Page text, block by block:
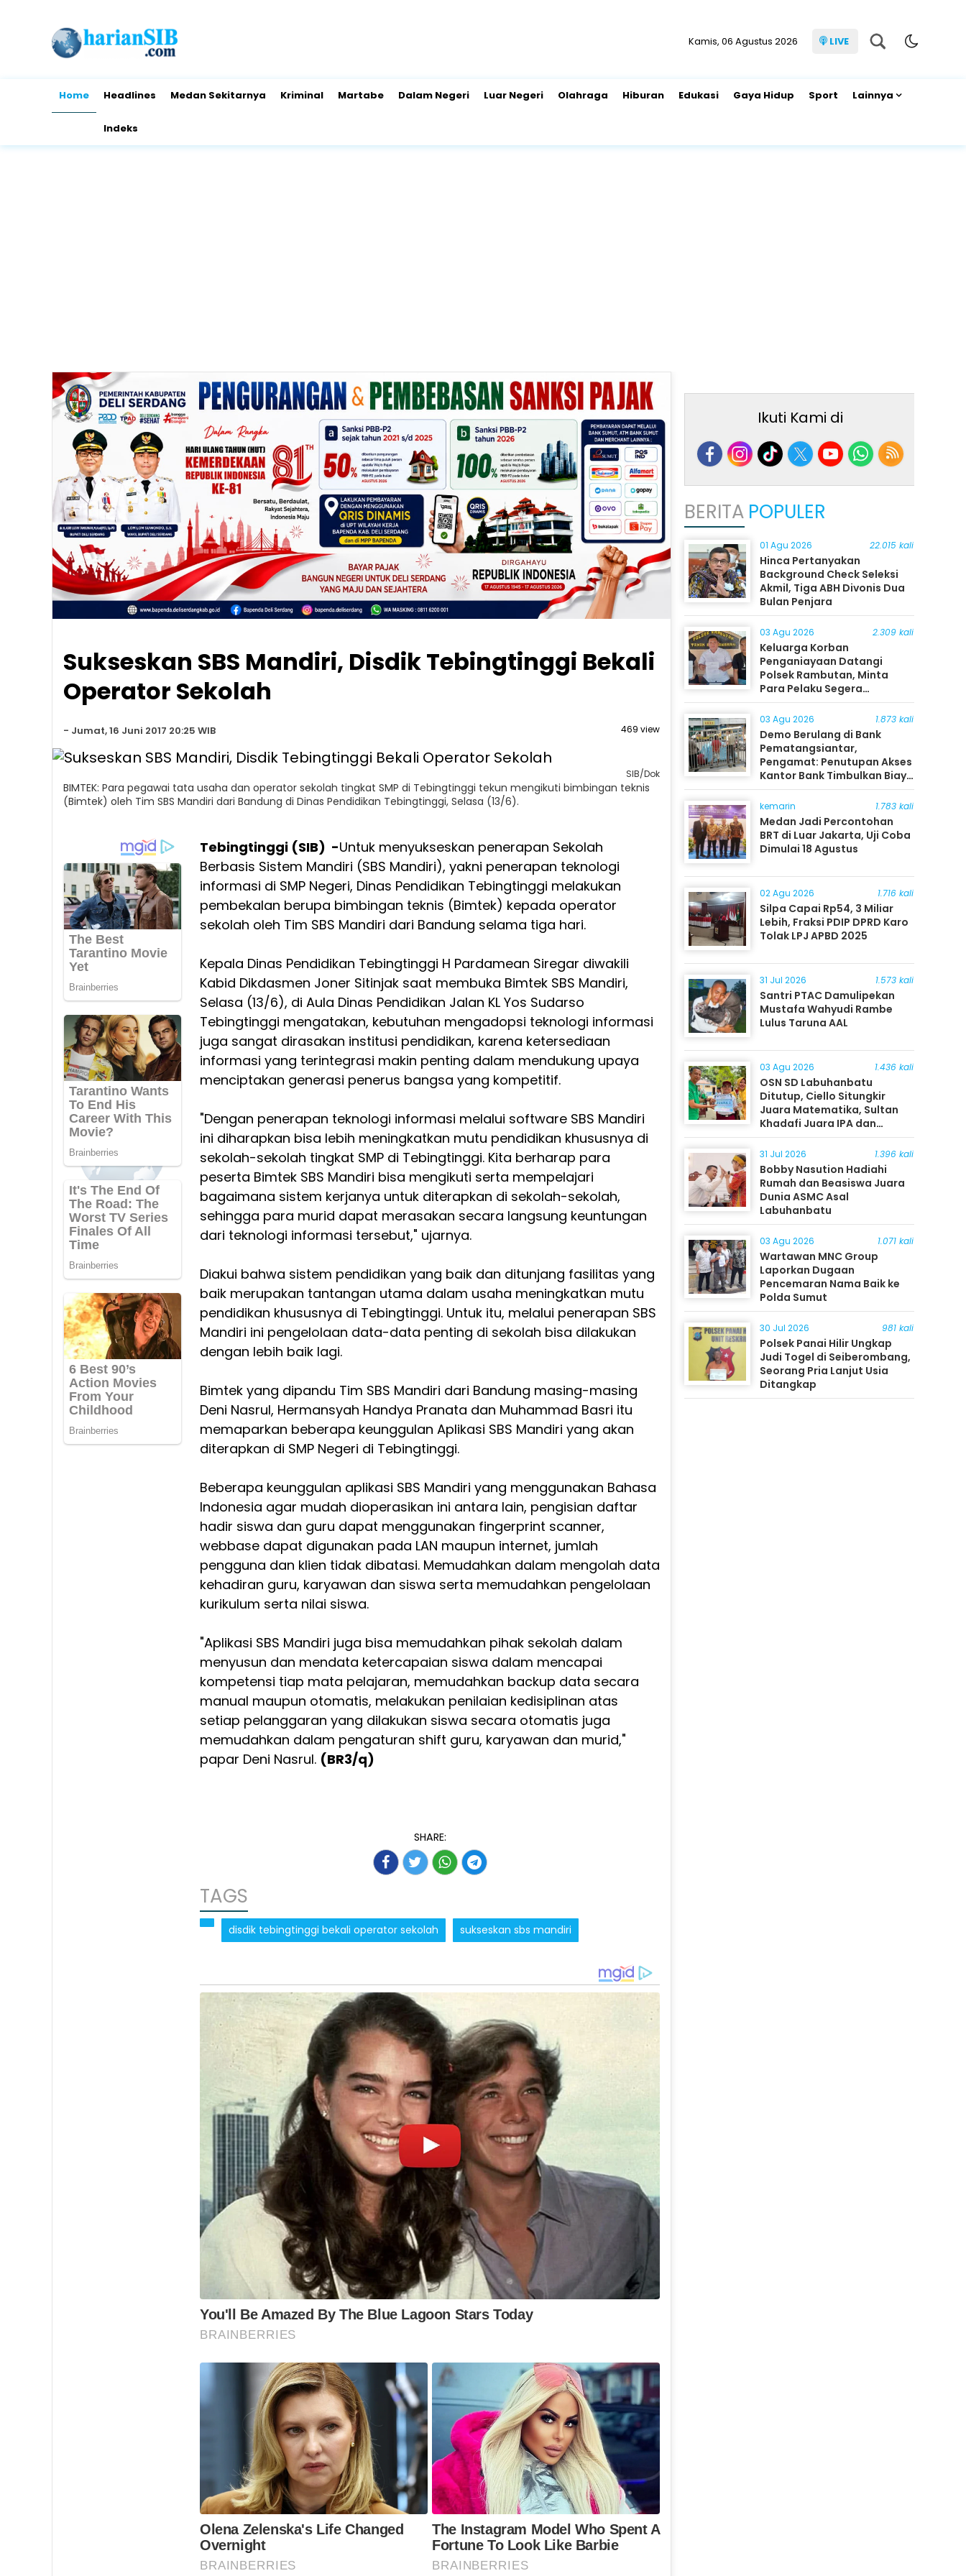
Kamis, 06 Agustus 2026 LIVE
Home Headlines Medan Sekitarnya Kriminal Martabe Dalam Negeri Luar Negeri Olahraga Hiburan Edukasi Gaya Hidup Sport Lainnya
Indeks
Sukseskan SBS Mandiri, Disdik Tebingtinggi Bekali
Operator Sekolah
- Jumat, 16 Juni 2017 20:25 WIB 469 view
SIB/Dok
BIMTEK: Para pegawai tata usaha dan operator sekolah tingkat SMP di Tebingtinggi tekun mengikuti bimbingan teknis
(Bimtek) oleh Tim SBS Mandiri dari Bandung di Dinas Pendidikan Tebingtinggi, Selasa (13/6).
Tebingtinggi (SIB) -Untuk menyukseskan penerapan Sekolah
Berbasis Sistem Mandiri (SBS Mandiri), yakni penerapan teknologi
informasi di SMP Negeri, Dinas Pendidikan Tebingtinggi melakukan
pembekalan berupa bimbingan teknis (Bimtek) kepada operator
sekolah oleh Tim SBS Mandiri dari Bandung selama tiga hari.
Kepala Dinas Pendidikan Tebingtinggi H Pardamean Siregar diwakili
Kabid Dikdasmen Joner Sitinjak saat membuka Bimtek SBS Mandiri,
Selasa (13/6), di Aula Dinas Pendidikan Jalan KL Yos Sudarso
Tebingtinggi mengatakan, kebutuhan mengadopsi teknologi informasi
juga sangat dirasakan institusi pendidikan, karena ketersediaan
informasi yang terintegrasi makin penting dalam mendukung upaya
menciptakan generasi penerus bangsa yang kompetitif.
"Dengan penerapan teknologi informasi melalui software SBS Mandiri
ini diharapkan bisa lebih meningkatkan mutu pendidikan khususnya di
sekolah-sekolah tingkat SMP di Tebingtinggi. Kita berharap para
peserta Bimtek SBS Mandiri bisa mengikuti serta mempelajari
bagaimana sistem kerjanya untuk diterapkan di sekolah-sekolah,
sehingga para murid dapat merasakan secara langsung keuntungan
dari teknologi informasi tersebut," ujarnya.
Diakui bahwa sistem pendidikan yang baik dan ditunjang fasilitas yang
baik merupakan tantangan utama dalam usaha meningkatkan mutu
pendidikan khususnya di Tebingtinggi. Untuk itu, melalui penerapan SBS
Mandiri ini pengelolaan data-data penting di sekolah bisa dilakukan
dengan lebih baik lagi.
Bimtek yang dipandu Tim SBS Mandiri dari Bandung masing-masing
Deni Nasrul, Hermansyah Handya Pranata dan Muhammad Basri itu
memaparkan beberapa keunggulan Aplikasi SBS Mandiri yang akan
diterapkan di SMP Negeri di Tebingtinggi.
Beberapa keunggulan aplikasi SBS Mandiri yang menggunakan Bahasa
Indonesia agar mudah dioperasikan ini antara lain, pengisian daftar
hadir siswa dan guru dapat menggunakan fingerprint scanner,
webbase dapat digunakan pada LAN maupun internet, jumlah
pengguna dan klien tidak dibatasi. Memudahkan dalam mengolah data
kehadiran guru, karyawan dan siswa serta memudahkan pengelolaan
kurikulum serta nilai siswa.
"Aplikasi SBS Mandiri juga bisa memudahkan pihak sekolah dalam
menyusun dan mendata ketercapaian siswa dalam mencapai
kompetensi tiap mata pelajaran, memudahkan backup data secara
manual maupun otomatis, melakukan penilaian kedisiplinan atas
setiap pelanggaran yang dilakukan siswa secara otomatis juga
memudahkan dalam pengaturan shift guru, karyawan dan murid,"
papar Deni Nasrul. (BR3/q)
SHARE:
TAGS
disdik tebingtinggi bekali operator sekolah sukseskan sbs mandiri
Ikuti Kami di
BERITA POPULER
01 Agu 2026 22.015 kali
Hinca Pertanyakan
Background Check Seleksi
Akmil, Tiga ABH Divonis Dua
Bulan Penjara
03 Agu 2026 2.309 kali
Keluarga Korban
Penganiayaan Datangi
Polsek Rambutan, Minta
Para Pelaku Segera
Ditangkap
03 Agu 2026 1.873 kali
Demo Berulang di Bank
Pematangsiantar,
Pengamat: Penutupan Akses
Kantor Bank Timbulkan Biaya
Ekonomi bagi Masyarakat
kemarin 1.783 kali
Medan Jadi Percontohan
BRT di Luar Jakarta, Uji Coba
Dimulai 18 Agustus
02 Agu 2026 1.716 kali
Silpa Capai Rp54, 3 Miliar
Lebih, Fraksi PDIP DPRD Karo
Tolak LPJ APBD 2025
31 Jul 2026 1.573 kali
Santri PTAC Damulipekan
Mustafa Wahyudi Rambe
Lulus Taruna AAL
03 Agu 2026 1.436 kali
OSN SD Labuhanbatu
Ditutup, Ciello Situngkir
Juara Matematika, Sultan
Khadafi Juara IPA dan
Timothy Rangkuti Juara IPS
31 Jul 2026 1.396 kali
Bobby Nasution Hadiahi
Rumah dan Beasiswa Juara
Dunia ASMC Asal
Labuhanbatu
03 Agu 2026 1.071 kali
Wartawan MNC Group
Laporkan Dugaan
Pencemaran Nama Baik ke
Polda Sumut
30 Jul 2026 981 kali
Polsek Panai Hilir Ungkap
Judi Togel di Seiberombang,
Seorang Pria Lanjut Usia
Ditangkap